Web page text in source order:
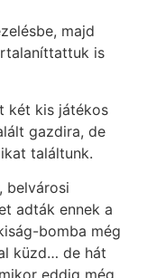
majd
is
két kis játékos
gazdira, de
találtunk.
belvárosi
adták ennek a
bomba még
küzd… de hát